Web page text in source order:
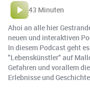
43 Minuten
Ahoi an alle hier
neuen und interaktiven
In diesem Podcast geht
"Lebenskünstler" auf
Gefahren und vorallem
Erlebnisse und